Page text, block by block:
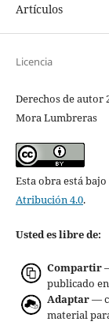
Artículos
Licencia
Derechos de autor
Mora Lumbreras
Esta obra está
Atribución 4.0.
Usted es libre de:
Compartir
publicado
Adaptar—
material